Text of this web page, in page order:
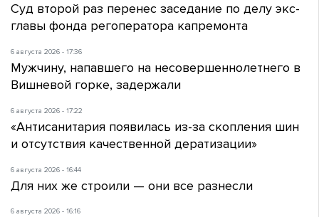
Суд второй раз перенес заседание по делу экс-
главы фонда регоператора капремонта
6 августа 2026 - 17:36
Мужчину, напавшего на несовершеннолетнего в
Вишневой горке, задержали
6 августа 2026 - 17:22
«Антисанитария появилась из-за скопления шин
и отсутствия качественной дератизации»
6 августа 2026 - 16:44
Для них же строили — они все разнесли
6 августа 2026 - 16:16